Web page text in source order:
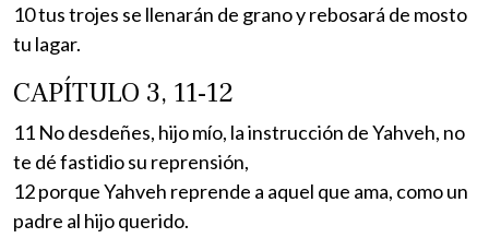
10 tus trojes se llenarán de grano y rebosará de mosto
tu lagar.
CAPÍTULO 3, 11-12
11 No desdeñes, hijo mío, la instrucción de Yahveh, no
te dé fastidio su reprensión,
12 porque Yahveh reprende a aquel que ama, como un
padre al hijo querido.